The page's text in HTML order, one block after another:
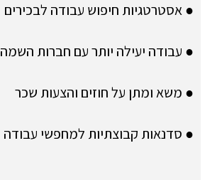
● אסטרטגיות חיפוש עבודה לבכירים
● עבודה יעילה יותר עם חברות השמה
● משא ומתן על חוזים והצעות שכר
● סדנאות קבוצתיות למחפשי עבודה